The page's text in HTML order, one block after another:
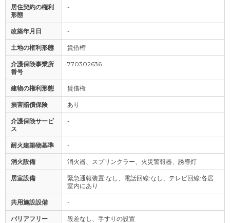
居住契約の権利
形態
-
改築年月日 -
土地の権利形態 賃借権
介護保険事業所
番号
770302636
建物の権利形態 賃借権
損害賠償保険 あり
介護保険サービ
ス
-
耐火建築物基準 -
消火設備 消火器、スプリンクラー、火災警報器、誘導灯
居室設備
緊急通報装置:なし、電話回線:なし、テレビ回線:各居
室内にあり
共用施設設備 -
バリアフリー 段差なし、手すりの設置